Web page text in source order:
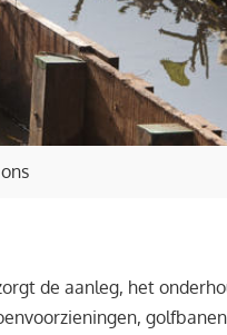
ons
de aanleg, het